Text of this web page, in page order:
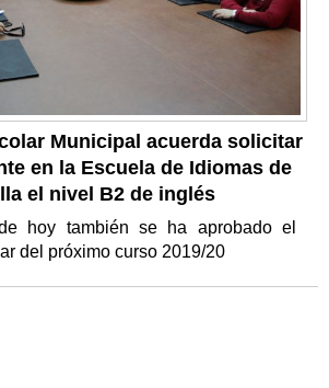
Municipal acuerda solicitar
en la Escuela de Idiomas de
el nivel B2 de inglés
hoy también se ha aprobado el
del próximo curso 2019/20